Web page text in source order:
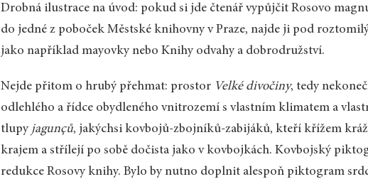
Drobná ilustrace na úvod: pokud si jde čtenář vypůjčit Rosovo
do jedné z poboček Městské knihovny v Praze, najde ji pod
jako například mayovky nebo Knihy odvahy a dobrodružství.
Nejde přitom o hrubý přehmat: prostor Velké divočiny, tedy
odlehlého a řídce obydleného vnitrozemí s vlastním klimatem a
tlupy jagunçů, jakýchsi kovbojů-zbojníků-zabijáků, kteří křížem
krajem a střílejí po sobě dočista jako v kovbojkách. Kovbojský
redukce Rosovy knihy. Bylo by nutno doplnit alespoň piktogram